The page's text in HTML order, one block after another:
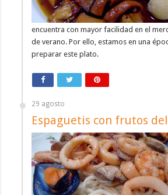
encuentra con mayor facilidad en el
de verano. Por ello, estamos en una
preparar este plato.
29 agosto
Espaguetis con frutos